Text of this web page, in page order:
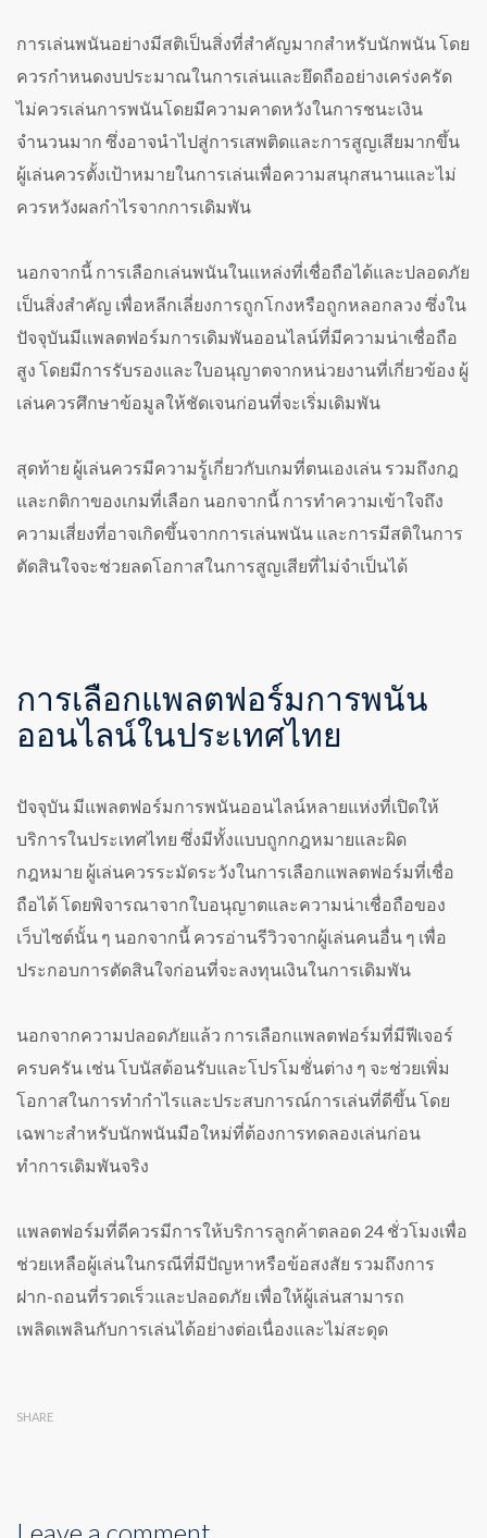
การเล่นพนันอย่างมีสติเป็นสิ่งที่สำคัญมากสำหรับนักพนัน โดย
ควรกำหนดงบประมาณในการเล่นและยึดถืออย่างเคร่งครัด
ไม่ควรเล่นการพนันโดยมีความคาดหวังในการชนะเงิน
จำนวนมาก ซึ่งอาจนำไปสู่การเสพติดและการสูญเสียมากขึ้น
ผู้เล่นควรตั้งเป้าหมายในการเล่นเพื่อความสนุกสนานและไม่
ควรหวังผลกำไรจากการเดิมพัน
นอกจากนี้ การเลือกเล่นพนันในแหล่งที่เชื่อถือได้และปลอดภัย
เป็นสิ่งสำคัญ เพื่อหลีกเลี่ยงการถูกโกงหรือถูกหลอกลวง ซึ่งใน
ปัจจุบันมีแพลตฟอร์มการเดิมพันออนไลน์ที่มีความน่าเชื่อถือ
สูง โดยมีการรับรองและใบอนุญาตจากหน่วยงานที่เกี่ยวข้อง ผู้
เล่นควรศึกษาข้อมูลให้ชัดเจนก่อนที่จะเริ่มเดิมพัน
สุดท้าย ผู้เล่นควรมีความรู้เกี่ยวกับเกมที่ตนเองเล่น รวมถึงกฎ
และกติกาของเกมที่เลือก นอกจากนี้ การทำความเข้าใจถึง
ความเสี่ยงที่อาจเกิดขึ้นจากการเล่นพนัน และการมีสติในการ
ตัดสินใจจะช่วยลดโอกาสในการสูญเสียที่ไม่จำเป็นได้
การเลือกแพลตฟอร์มการพนัน
ออนไลน์ในประเทศไทย
ปัจจุบัน มีแพลตฟอร์มการพนันออนไลน์หลายแห่งที่เปิดให้
บริการในประเทศไทย ซึ่งมีทั้งแบบถูกกฎหมายและผิด
กฎหมาย ผู้เล่นควรระมัดระวังในการเลือกแพลตฟอร์มที่เชื่อ
ถือได้ โดยพิจารณาจากใบอนุญาตและความน่าเชื่อถือของ
เว็บไซต์นั้น ๆ นอกจากนี้ ควรอ่านรีวิวจากผู้เล่นคนอื่น ๆ เพื่อ
ประกอบการตัดสินใจก่อนที่จะลงทุนเงินในการเดิมพัน
นอกจากความปลอดภัยแล้ว การเลือกแพลตฟอร์มที่มีฟีเจอร์
ครบครัน เช่น โบนัสต้อนรับและโปรโมชั่นต่าง ๆ จะช่วยเพิ่ม
โอกาสในการทำกำไรและประสบการณ์การเล่นที่ดีขึ้น โดย
เฉพาะสำหรับนักพนันมือใหม่ที่ต้องการทดลองเล่นก่อน
ทำการเดิมพันจริง
แพลตฟอร์มที่ดีควรมีการให้บริการลูกค้าตลอด 24 ชั่วโมงเพื่อ
ช่วยเหลือผู้เล่นในกรณีที่มีปัญหาหรือข้อสงสัย รวมถึงการ
ฝาก-ถอนที่รวดเร็วและปลอดภัย เพื่อให้ผู้เล่นสามารถ
เพลิดเพลินกับการเล่นได้อย่างต่อเนื่องและไม่สะดุด
SHARE